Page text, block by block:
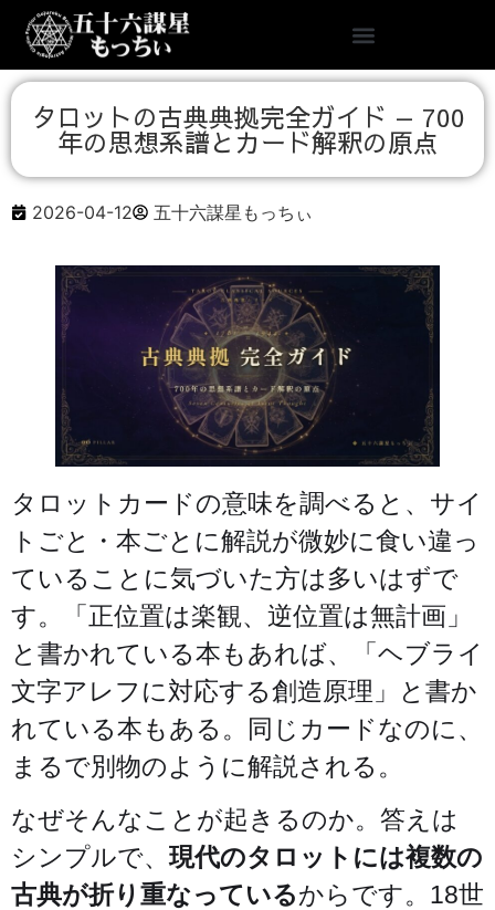
タロットの古典典拠完全ガイド — 700
年の思想系譜とカード解釈の原点
2026-04-12 五十六謀星もっちぃ
タロットカードの意味を調べると、サイ
トごと・本ごとに解説が微妙に食い違っ
ていることに気づいた方は多いはずで
す。「正位置は楽観、逆位置は無計画」
と書かれている本もあれば、「ヘブライ
文字アレフに対応する創造原理」と書か
れている本もある。同じカードなのに、
まるで別物のように解説される。
なぜそんなことが起きるのか。答えは
シンプルで、現代のタロットには複数の
古典が折り重なっているからです。18世